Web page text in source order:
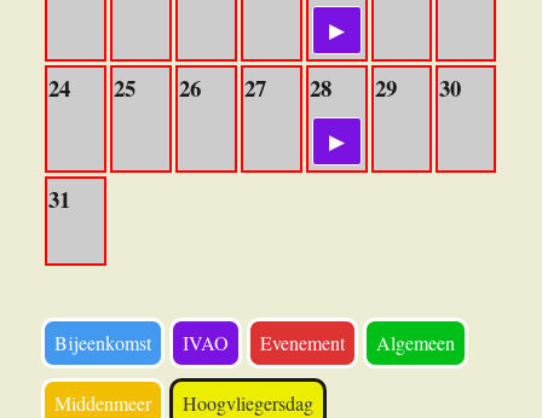
24 25 26 27 28 29 30
31
Bijeenkomst IVAO Evenement Algemeen
Middenmeer Hoogvliegersdag